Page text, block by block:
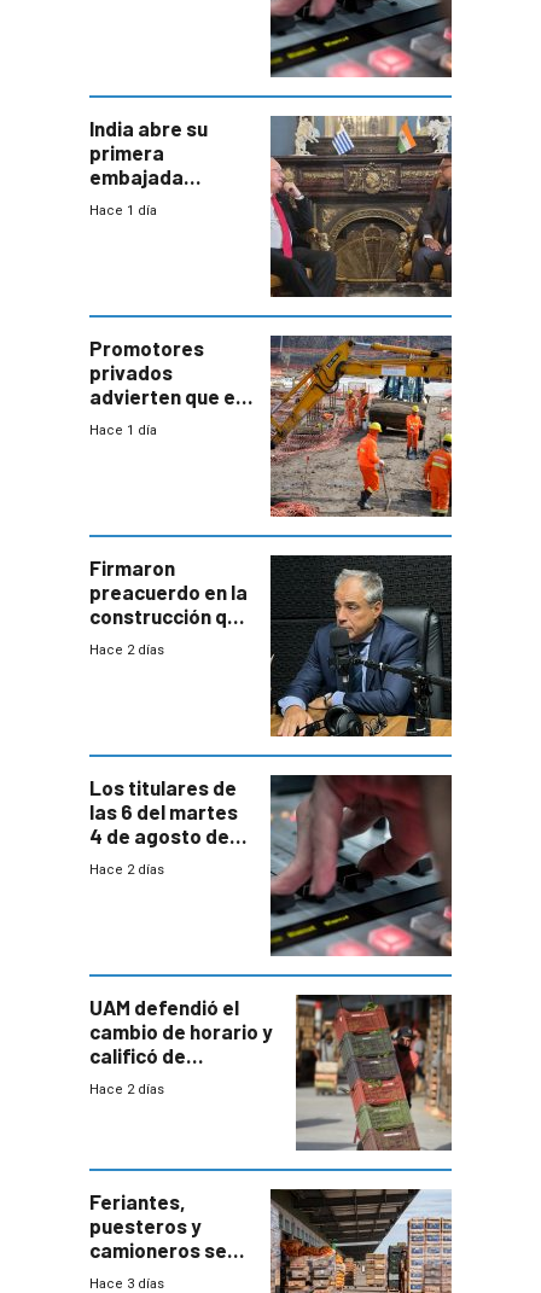
India abre su
primera
embajada
residente en
enorme
potencial
Hace 1 día
Promotores
privados
advierten que el
nuevo convenio
a revisar
proyectos
Hace 1 día
Firmaron
preacuerdo en la
construcción que
comprende
Hace 2 días
Los titulares de
las 6 del martes
4 de agosto de
2026
Hace 2 días
UAM defendió el
cambio de horario y
calificó de
“desproporcionado”
Hace 2 días
Feriantes,
puesteros y
camioneros se
movilizaron en
Hace 3 días